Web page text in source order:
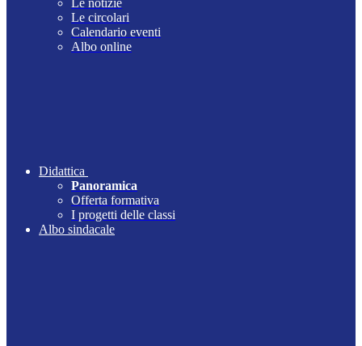
Le notizie
Le circolari
Calendario eventi
Albo online
Didattica
Panoramica
Offerta formativa
I progetti delle classi
Albo sindacale